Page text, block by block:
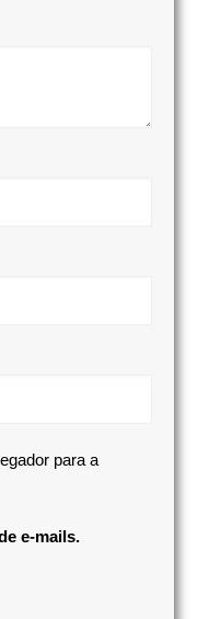
para a
e-mails.